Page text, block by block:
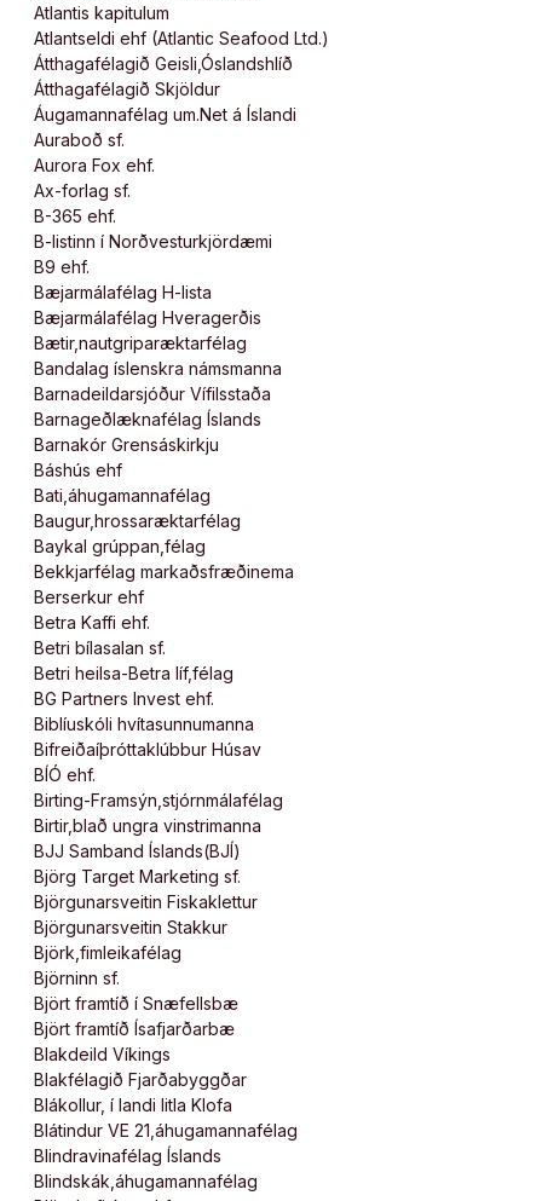
Atlantis kapitulum
Atlantseldi ehf (Atlantic Seafood Ltd.)
Átthagafélagið Geisli,Óslandshlíð
Átthagafélagið Skjöldur
Áugamannafélag um.Net á Íslandi
Auraboð sf.
Aurora Fox ehf.
Ax-forlag sf.
B-365 ehf.
B-listinn í Norðvesturkjördæmi
B9 ehf.
Bæjarmálafélag H-lista
Bæjarmálafélag Hveragerðis
Bætir,nautgriparæktarfélag
Bandalag íslenskra námsmanna
Barnadeildarsjóður Vífilsstaða
Barnageðlæknafélag Íslands
Barnakór Grensáskirkju
Báshús ehf
Bati,áhugamannafélag
Baugur,hrossaræktarfélag
Baykal grúppan,félag
Bekkjarfélag markaðsfræðinema
Berserkur ehf
Betra Kaffi ehf.
Betri bílasalan sf.
Betri heilsa-Betra líf,félag
BG Partners Invest ehf.
Biblíuskóli hvítasunnumanna
Bifreiðaíþróttaklúbbur Húsav
BÍÓ ehf.
Birting-Framsýn,stjórnmálafélag
Birtir,blað ungra vinstrimanna
BJJ Samband Íslands(BJÍ)
Björg Target Marketing sf.
Björgunarsveitin Fiskaklettur
Björgunarsveitin Stakkur
Björk,fimleikafélag
Björninn sf.
Björt framtíð í Snæfellsbæ
Björt framtíð Ísafjarðarbæ
Blakdeild Víkings
Blakfélagið Fjarðabyggðar
Blákollur, í landi litla Klofa
Blátindur VE 21,áhugamannafélag
Blindravinafélag Íslands
Blindskák,áhugamannafélag